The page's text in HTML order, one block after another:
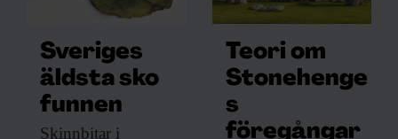
Sveriges
äldsta sko
funnen
Skinnbitar i
Teori om
Stonehenge
s
föregångar